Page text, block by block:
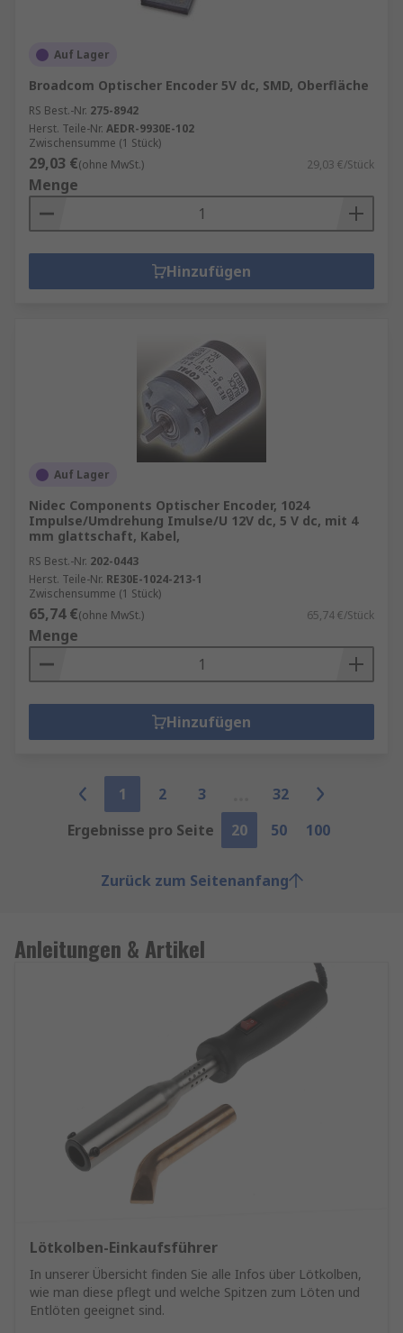
Auf Lager
Broadcom Optischer Encoder 5V dc, SMD, Oberfläche
RS Best.-Nr. 275-8942
Herst. Teile-Nr. AEDR-9930E-102
Zwischensumme (1 Stück)
29,03 €(ohne MwSt.) 29,03 €/Stück
Menge
Hinzufügen
Auf Lager
Nidec Components Optischer Encoder, 1024
Impulse/Umdrehung Imulse/U 12V dc, 5 V dc, mit 4
mm glattschaft, Kabel,
RS Best.-Nr. 202-0443
Herst. Teile-Nr. RE30E-1024-213-1
Zwischensumme (1 Stück)
65,74 €(ohne MwSt.) 65,74 €/Stück
Menge
Hinzufügen
1 2 3
32
Ergebnisse pro Seite
20 50 100
Zurück zum Seitenanfang
Anleitungen & Artikel
Lötkolben-Einkaufsführer
In unserer Übersicht finden Sie alle Infos über Lötkolben,
wie man diese pflegt und welche Spitzen zum Löten und
Entlöten geeignet sind.